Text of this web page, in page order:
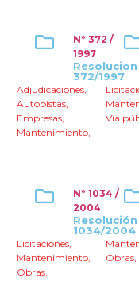
Nº 372 /
1997
Resolucion
372/1997
Adjudicaciones,
Autopistas,
Empresas,
Mantenimiento,
Vía
Nº 1034 /
2004
Resolución
1034/2004
Licitaciones,
Mantenimiento,
Obras,
Obras,